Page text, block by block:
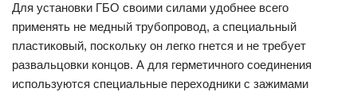
Для установки ГБО своими силами удобнее всего
применять не медный трубопровод, а специальный
пластиковый, поскольку он легко гнется и не требует
развальцовки концов. А для герметичного соединения
используются специальные переходники с зажимами